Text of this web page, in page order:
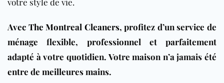
Avec The Montreal Cleaners, profitez d’un service de
ménage flexible, professionnel et parfaitement
adapté à votre quotidien. Votre maison n’a jamais été
entre de meilleures mains.